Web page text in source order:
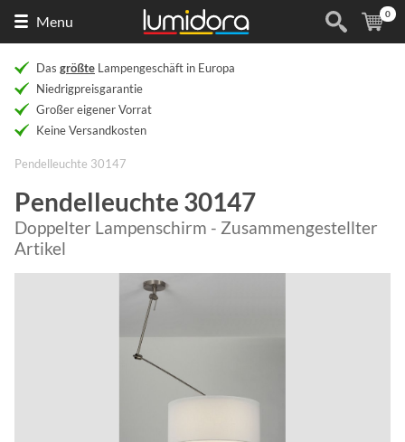
Menu (
0
Das größte Lampengeschäft in Europa
Niedrigpreisgarantie
Großer eigener Vorrat
Keine Versandkosten
Pendelleuchte 30147
Pendelleuchte 30147
Doppelter Lampenschirm - Zusammengestellter
Artikel